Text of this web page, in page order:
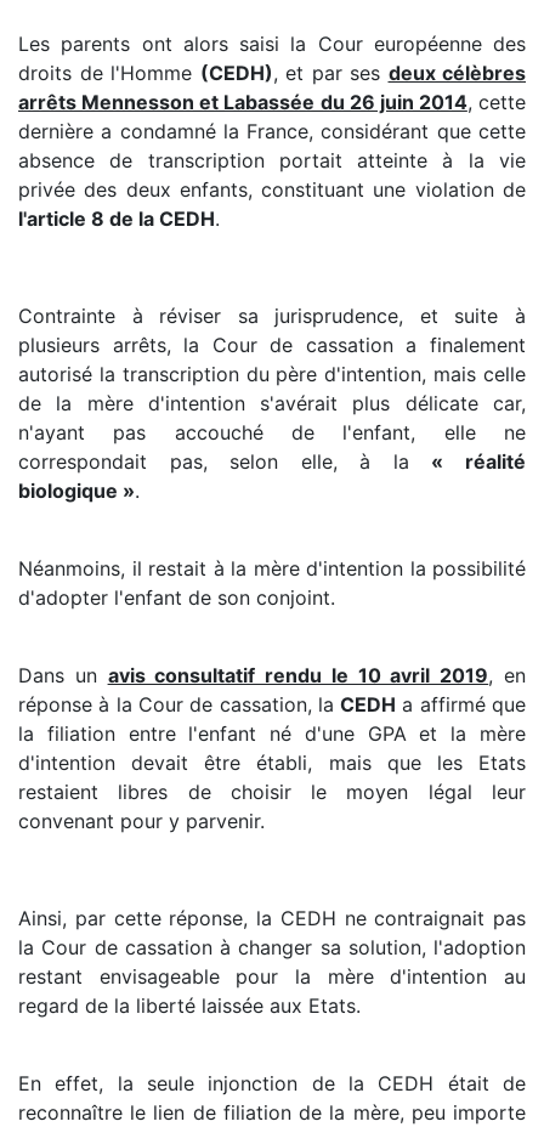
Les parents ont alors saisi la Cour européenne des
droits de l'Homme (CEDH), et par ses deux célèbres
arrêts Mennesson et Labassée du 26 juin 2014, cette
dernière a condamné la France, considérant que cette
absence de transcription portait atteinte à la vie
privée des deux enfants, constituant une violation de
l'article 8 de la CEDH.
Contrainte à réviser sa jurisprudence, et suite à
plusieurs arrêts, la Cour de cassation a finalement
autorisé la transcription du père d'intention, mais celle
de la mère d'intention s'avérait plus délicate car,
n'ayant pas accouché de l'enfant, elle ne
correspondait pas, selon elle, à la « réalité
biologique ».
Néanmoins, il restait à la mère d'intention la possibilité
d'adopter l'enfant de son conjoint.
Dans un avis consultatif rendu le 10 avril 2019, en
réponse à la Cour de cassation, laCEDH a affirmé que
la filiation entre l'enfant né d'une GPA et la mère
d'intention devait être établi, mais que les Etats
restaient libres de choisir le moyen légal leur
convenant pour y parvenir.
Ainsi, par cette réponse, la CEDH ne contraignait pas
la Cour de cassation à changer sa solution, l'adoption
restant envisageable pour la mère d'intention au
regard de la liberté laissée aux Etats.
En effet, la seule injonction de la CEDH était de
reconnaître le lien de filiation de la mère, peu importe